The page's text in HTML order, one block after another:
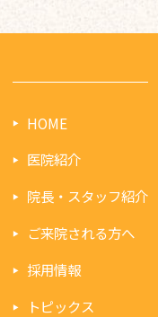
HOME
医院紹介
院長・スタッフ紹介
ご来院される方へ
採用情報
トピックス